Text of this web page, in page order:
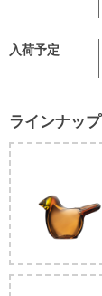
入荷予定
ラインナップ